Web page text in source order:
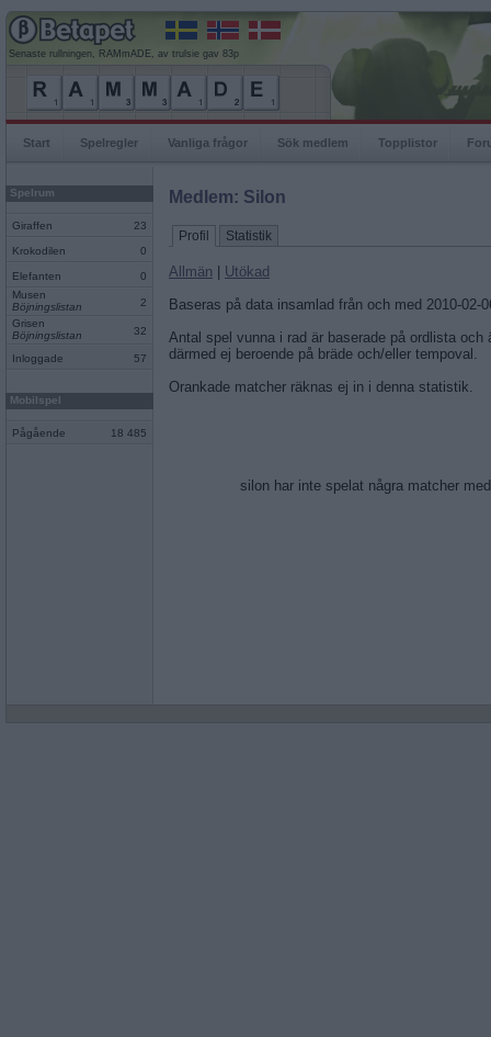
Senaste rullningen, RAMmADE, av trulsie gav 83p
Start Spelregler Vanliga frågor Sök medlem Topplistor
Spelrum
Giraffen 23
Krokodilen 0
Elefanten
0
Musen
Böjningslistan
2
Grisen
Böjningslistan
32
Inloggade 57
Mobilspel
Pågående 18 485
Medlem: Silon
Profil Statistik
Allmän
Utökad
Baseras på data insamlad från och med 2010-02-
Antal spel vunna i rad är baserade på ordlista och
därmed ej beroende på bräde och/eller tempoval.
Orankade matcher räknas ej in i denna statistik.
silon har inte spelat några matcher